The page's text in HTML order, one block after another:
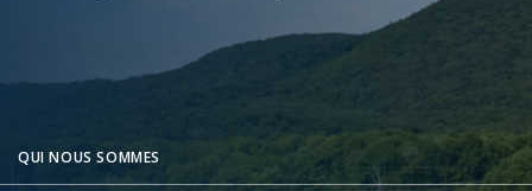
QUI NOUS SOMMES